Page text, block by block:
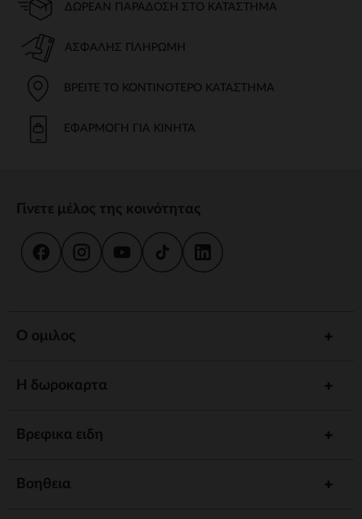
ΔΩΡΕΆΝ ΠΑΡΆΔΟΣΗ ΣΤΟ ΚΑΤΆΣΤΗΜΑ
ΑΣΦΑΛΉΣ ΠΛΗΡΩΜΉ
ΒΡΕΊΤΕ ΤΟ ΚΟΝΤΙΝΌΤΕΡΟ ΚΑΤΆΣΤΗΜΑ
ΕΦΑΡΜΟΓΉ ΓΙΑ ΚΙΝΗΤΆ
Γίνετε μέλος της κοινότητας
Ο ομιλος
Η δωροκαρτα
Βρεφικα ειδη
Βοηθεια